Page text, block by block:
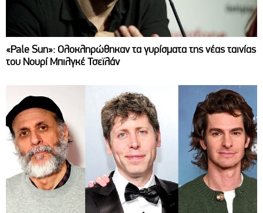
«Pale Sun»: Ολοκληρώθηκαν τα γυρίσματα της νέας ταινίας
του Νουρί Μπιλγκέ Τσεϊλάν